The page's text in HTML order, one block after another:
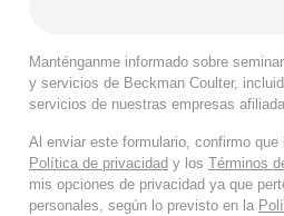
Manténganme informado sobre
y servicios de Beckman Coulter,
servicios de nuestras empresas
Al enviar este formulario, confirmo
Política de privacidad y los Términos
mis opciones de privacidad ya que
personales, según lo previsto en la